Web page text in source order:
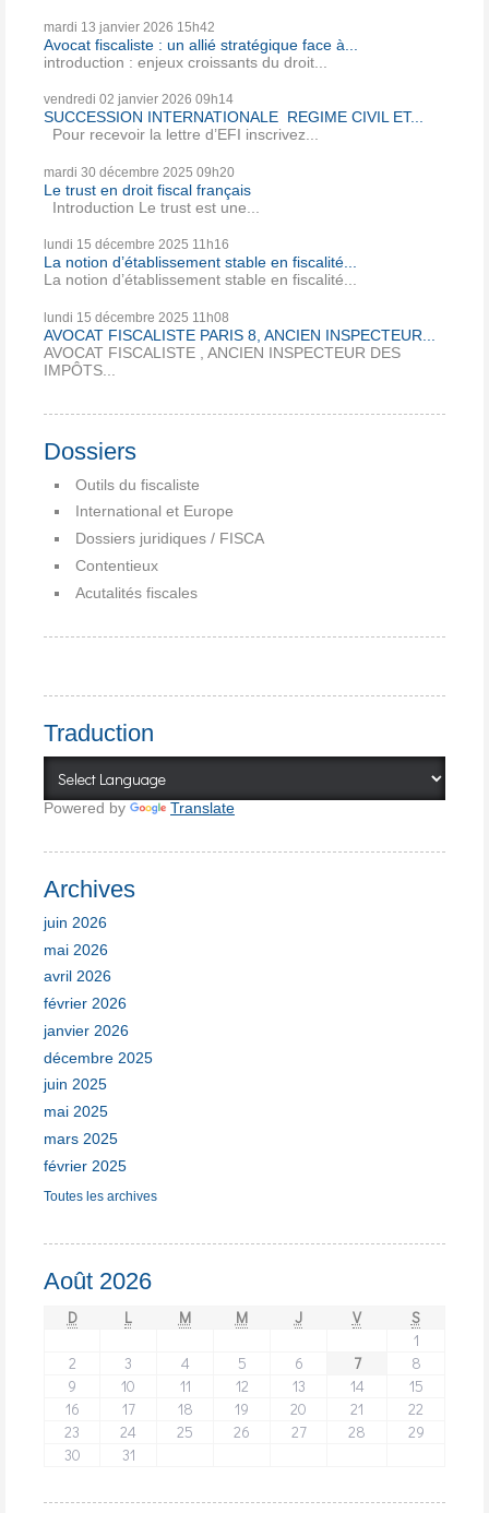
mardi 13 janvier 2026 15h42
Avocat fiscaliste : un allié stratégique face à...
introduction : enjeux croissants du droit...
vendredi 02 janvier 2026 09h14
SUCCESSION INTERNATIONALE REGIME CIVIL ET...
Pour recevoir la lettre d’EFI inscrivez...
mardi 30 décembre 2025 09h20
Le trust en droit fiscal français
Introduction Le trust est une...
lundi 15 décembre 2025 11h16
La notion d’établissement stable en fiscalité...
La notion d’établissement stable en fiscalité...
lundi 15 décembre 2025 11h08
AVOCAT FISCALISTE PARIS 8, ANCIEN INSPECTEUR...
AVOCAT FISCALISTE , ANCIEN INSPECTEUR DES
IMPÔTS...
Dossiers
Outils du fiscaliste
International et Europe
Dossiers juridiques / FISCA
Contentieux
Acutalités fiscales
Traduction
Powered by Translate
Archives
juin 2026
mai 2026
avril 2026
février 2026
janvier 2026
décembre 2025
juin 2025
mai 2025
mars 2025
février 2025
Toutes les archives
Août 2026
D L M M J V
S
1
2
3 4 5 6 7
8
9
10 11 12 13 14
15
16
17 18 19 20 21
22
23
24 25 26 27 28
29
30
31